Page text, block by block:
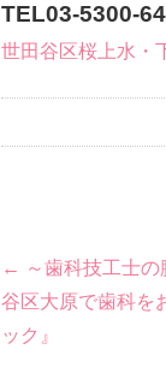
TEL03-5300-
世田谷区桜上水・
投
稿
← ～歯科技工士
谷区大原で歯科を
ック』